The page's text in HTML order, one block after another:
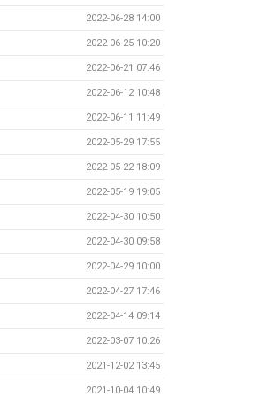
2022-06-28 14:00
2022-06-25 10:20
2022-06-21 07:46
2022-06-12 10:48
2022-06-11 11:49
2022-05-29 17:55
2022-05-22 18:09
2022-05-19 19:05
2022-04-30 10:50
2022-04-30 09:58
2022-04-29 10:00
2022-04-27 17:46
2022-04-14 09:14
2022-03-07 10:26
2021-12-02 13:45
2021-10-04 10:49